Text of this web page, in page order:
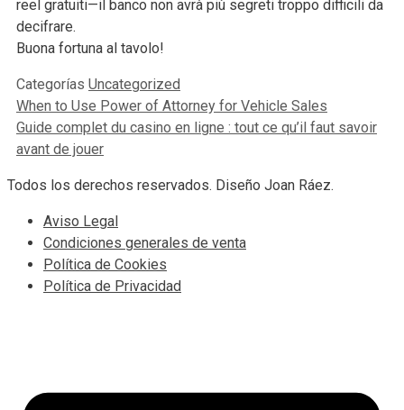
reel gratuiti—il banco non avrà più segreti troppo difficili da
decifrare.
Buona fortuna al tavolo!
Categorías Uncategorized
When to Use Power of Attorney for Vehicle Sales
Guide complet du casino en ligne : tout ce qu’il faut savoir
avant de jouer
Todos los derechos reservados. Diseño Joan Ráez.
Aviso Legal
Condiciones generales de venta
Política de Cookies
Política de Privacidad